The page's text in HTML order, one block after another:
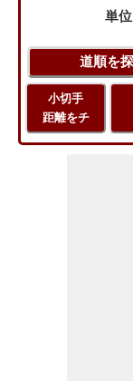
単位
小切手
距離をチ